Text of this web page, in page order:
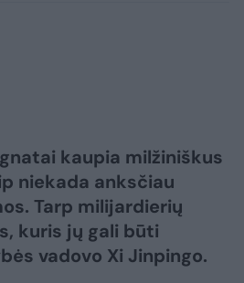
kaupia milžiniškus
niekada anksčiau
Tarp milijardierių
kuris jų gali būti
vadovo Xi Jinpingo.